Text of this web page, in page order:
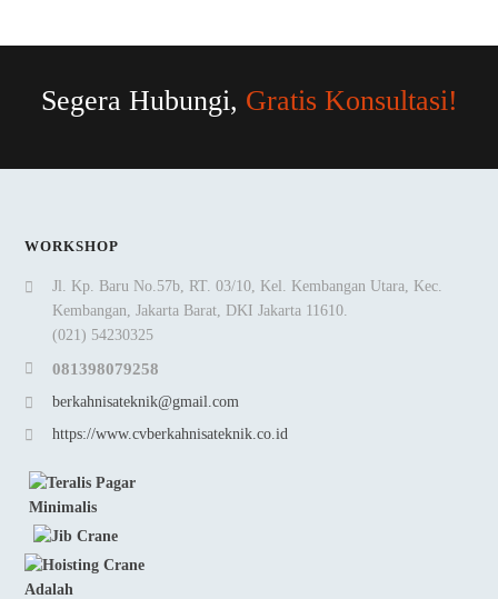
Segera Hubungi, Gratis Konsultasi!
WORKSHOP
Jl. Kp. Baru No.57b, RT. 03/10, Kel. Kembangan Utara, Kec.
Kembangan, Jakarta Barat, DKI Jakarta 11610.
(021) 54230325
081398079258
berkahnisateknik@gmail.com
https://www.cvberkahnisateknik.co.id